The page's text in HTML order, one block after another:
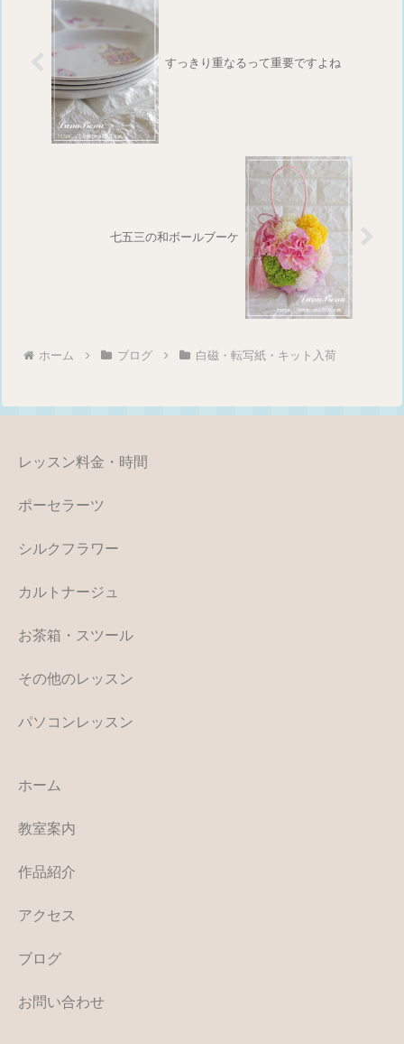
すっきり重なるって重要ですよね
七五三の和ボールブーケ
ホーム ブログ 白磁・転写紙・キット入荷
レッスン料金・時間
ポーセラーツ
シルクフラワー
カルトナージュ
お茶箱・スツール
その他のレッスン
パソコンレッスン
ホーム
教室案内
作品紹介
アクセス
ブログ
お問い合わせ